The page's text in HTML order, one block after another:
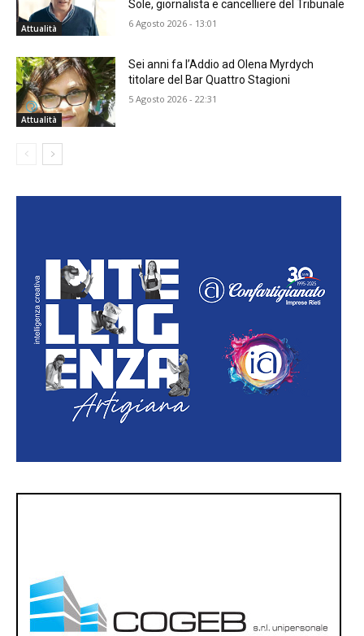
Attualità
Sole, giornalista e cancelliere del Tribunale
6 Agosto 2026 - 13:01
Attualità
Sei anni fa l’Addio ad Olena Myrdych
titolare del Bar Quattro Stagioni
5 Agosto 2026 - 22:31